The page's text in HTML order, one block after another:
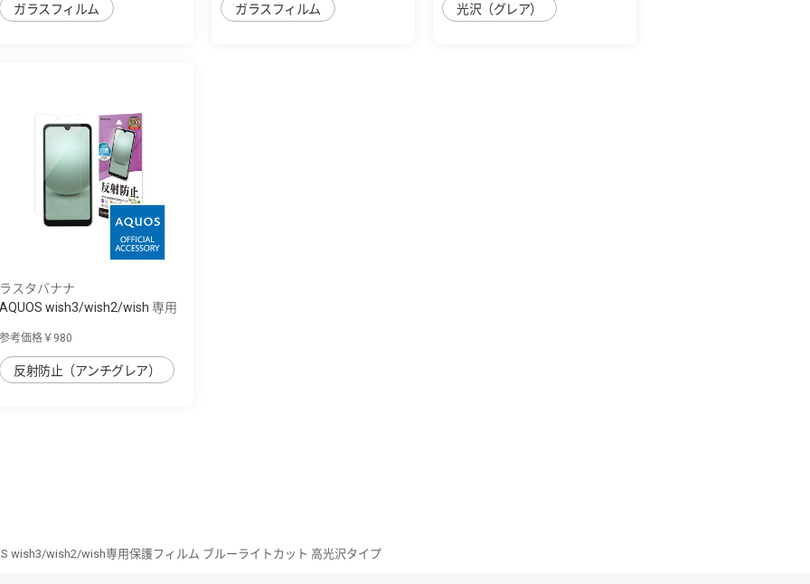
ガラスフィルム ガラスフィルム 光沢（グレア）
ラスタバナナ
AQUOS wish3/wish2/wish 専用
参考価格￥980
反射防止（アンチグレア）
wish3/wish2/wish専用保護フィルム ブルーライトカット 高光沢タイプ